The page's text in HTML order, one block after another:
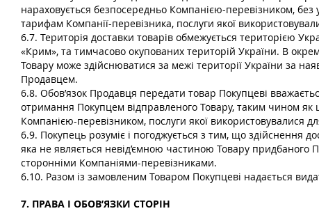
нараховується безпосередньо Компанією-перевізником, без
тарифам Компанії-перевізника, послуги якої
6.7. Територія доставки товарів обмежується територією
«Крим», та тимчасово окупованих територій України. В
Товару може здійснюватися за межі території України за
Продавцем.
6.8. Обов’язок Продавця передати товар Покупцеві
отримання Покупцем відправленого Товару, таким чином як
Компанією-перевізником, послуги якої використовувалися
6.9. Покупець розуміє і погоджується з тим, що здійснення
яка не являється невід’ємною частиною Товару придбаного
сторонніми Компаніями-перевізниками.
6.10. Разом із замовленим Товаром Покупцеві надається
7. ПРАВА І ОБОВ’ЯЗКИ СТОРІН